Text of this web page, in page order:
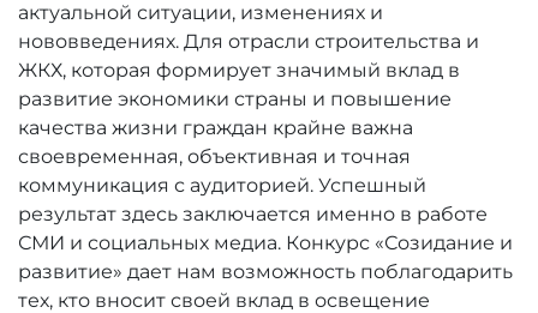
актуальной ситуации, изменениях и
нововведениях. Для отрасли строительства и
ЖКХ, которая формирует значимый вклад в
развитие экономики страны и повышение
качества жизни граждан крайне важна
своевременная, объективная и точная
коммуникация с аудиторией. Успешный
результат здесь заключается именно в работе
СМИ и социальных медиа. Конкурс «Созидание и
развитие» дает нам возможность поблагодарить
тех, кто вносит своей вклад в освещение